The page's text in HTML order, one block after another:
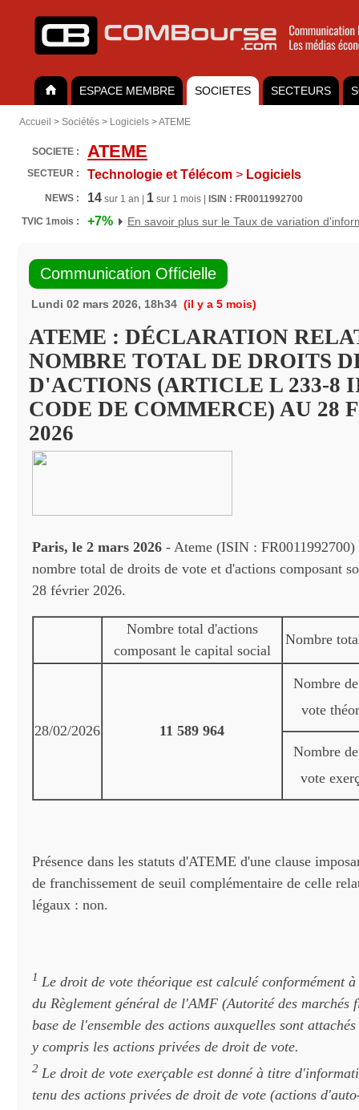
ESPACE MEMBRE SOCIETES SECTEURS
Accueil > Sociétés > Logiciels >ATEME
SOCIETE : ATEME
SECTEUR : Technologie et Télécom > Logiciels
NEWS : 14 sur 1 an | 1 sur 1 mois |
ISIN : FR0011992700
TVIC 1mois :
+7% En savoir plus sur le Taux de variation
Communication Officielle
Lundi 02 mars 2026, 18h34 (il y a 5 mois)
ATEME : DÉCLARATION
NOMBRE TOTAL DE DROITS
D'ACTIONS (ARTICLE L 233-8
CODE DE COMMERCE) AU 28
2026
Paris, le 2 mars 2026 - Ateme (ISIN :
nombre total de droits de vote et d'actions composant
28 février 2026.
Nombre total d'actions
composant le capital social
Nombre
28/02/2026 11 589 964
Nombre
vote
Nombre
vote
Présence dans les statuts d'ATEME d'une clause
de franchissement de seuil complémentaire de celle
légaux : non.
1 Le droit de vote théorique est calculé conformément
du Règlement général de l'AMF (Autorité des marchés
base de l'ensemble des actions auxquelles sont
y compris les actions privées de droit de vote.
2 Le droit de vote exerçable est donné à titre
tenu des actions privées de droit de vote (actions